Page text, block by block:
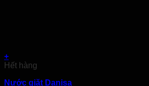
+
Hết hàng
Nước giặt Danisa